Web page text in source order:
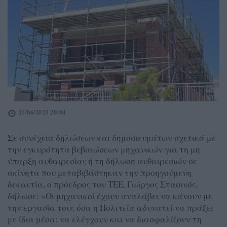
15/06/2023 20:04
Σε συνέχεια δηλώσεων και δημοσιευμάτων σχετικά με
την εγκυρότητα βεβαιώσεων μηχανικών για τη μη
ύπαρξη αυθαιρεσίας ή τη δήλωση αυθαιρεσιών σε
ακίνητα που μεταβιβάστηκαν την προηγούμενη
δεκαετία, ο πρόεδρος του ΤΕΕ, Γιώργος Στασινός,
δήλωσε: «Οι μηχανικοί έχουν αναλάβει να κάνουν με
την εργασία τους όσα η Πολιτεία αδυνατεί να πράξει
με ίδια μέσα: να ελέγχουν και να διασφαλίζουν τη